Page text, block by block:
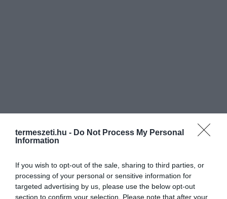
termeszeti.hu - Do Not Process My Personal
Information
If you wish to opt-out of the sale, sharing to third parties, or
processing of your personal or sensitive information for
targeted advertising by us, please use the below opt-out
section to confirm your selection. Please note that after your